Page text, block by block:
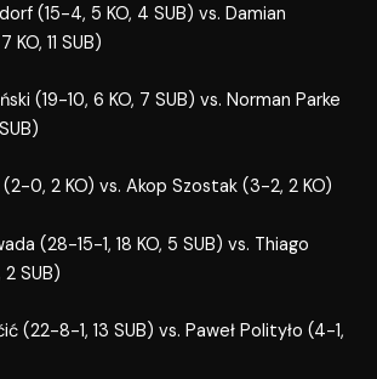
(15-4, 5 KO, 4 SUB) vs. Damian
11 SUB)
(19-10, 6 KO, 7 SUB) vs. Norman Parke
(2-0, 2 KO) vs. Akop Szostak (3-2, 2 KO)
(28-15-1, 18 KO, 5 SUB) vs. Thiago
2 SUB)
(22-8-1, 13 SUB) vs. Paweł Polityło (4-1,